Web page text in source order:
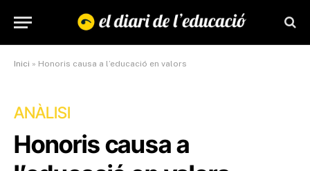
Inici » Honoris causa a l’educació en valors
ANÀLISI
Honoris causa a